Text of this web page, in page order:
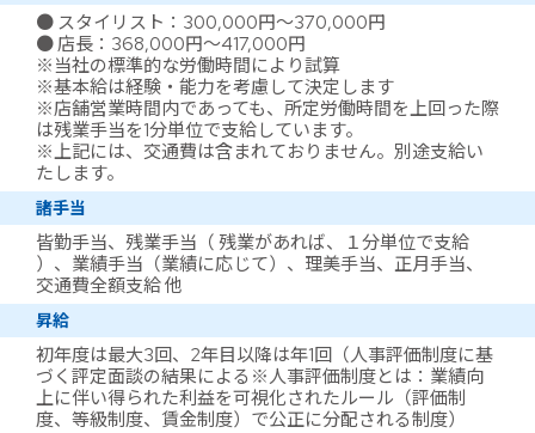
● スタイリスト：300,000円～370,000円
● 店長：368,000円～417,000円
※当社の標準的な労働時間により試算
※基本給は経験・能力を考慮して決定します
※店舗営業時間内であっても、所定労働時間を上回った際
は残業手当を1分単位で支給しています。
※上記には、交通費は含まれておりません。別途支給い
たします。
諸手当
皆勤手当、残業手当（ 残業があれば、１分単位で支給
）、業績手当（業績に応じて）、理美手当、正月手当、
交通費全額支給 他
昇給
初年度は最大3回、2年目以降は年1回（人事評価制度に基
づく評定面談の結果による※人事評価制度とは：業績向
上に伴い得られた利益を可視化されたルール（評価制
度、等級制度、賃金制度）で公正に分配される制度）